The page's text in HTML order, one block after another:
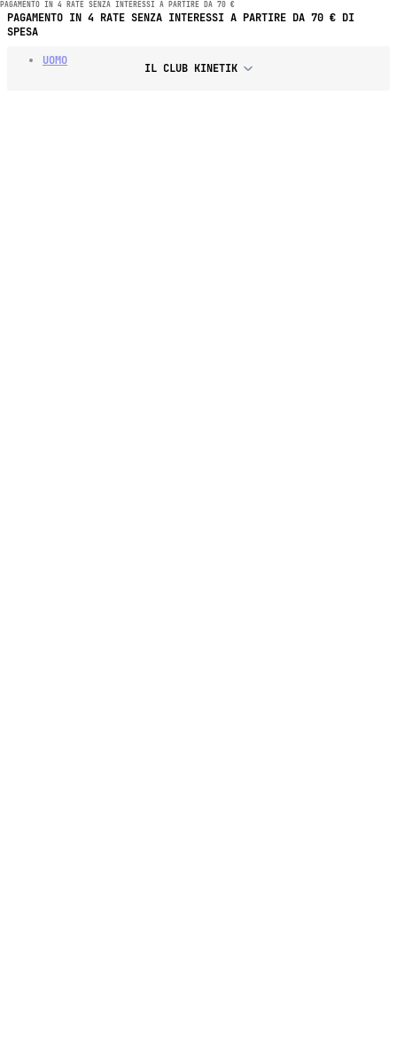
PAGAMENTO IN 4 RATE SENZA INTERESSI A PARTIRE DA 70 € DI
SPESA
UOMO
IL CLUB KINETIK
PAGAMENTO IN 4 RATE SENZA INTERESSI A PARTIRE DA 70 €